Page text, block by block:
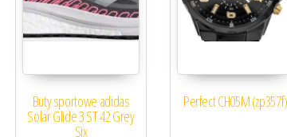
Buty sportowe adidas
Solar Glide 3 ST 42 Grey
Six
Perfect CH05M (zp357f)